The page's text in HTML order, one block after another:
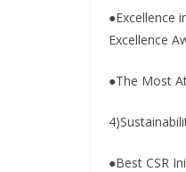
●Excellence
Excellence
●The Most
●Best CSR